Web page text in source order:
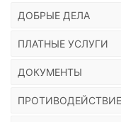
ДОБРЫЕ ДЕЛА
ПЛАТНЫЕ УСЛУГИ
ДОКУМЕНТЫ